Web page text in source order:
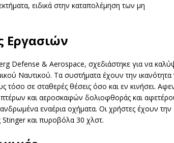
ειδικά στην καταπολέμηση των μη
Εργασιών
Defense & Aerospace, σχεδιάστηκε για να
Ναυτικού. Τα συστήματα έχουν την ικανότητα
σε σταθερές θέσεις όσο και εν κινήσει.
και αεροσκαφών δολιοφθοράς και
εναέρια οχήματα. Οι χρήστες έχουν την
και πυροβόλα 30 χλστ.